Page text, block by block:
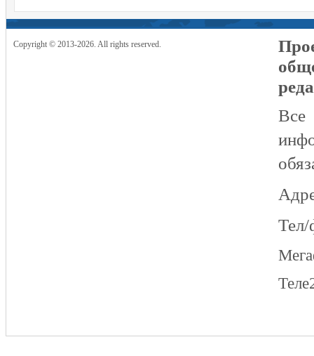
Copyright © 2013-2026. All rights reserved.